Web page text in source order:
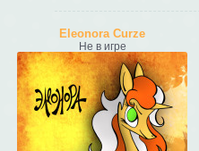
Eleonora Curze
Не в игре